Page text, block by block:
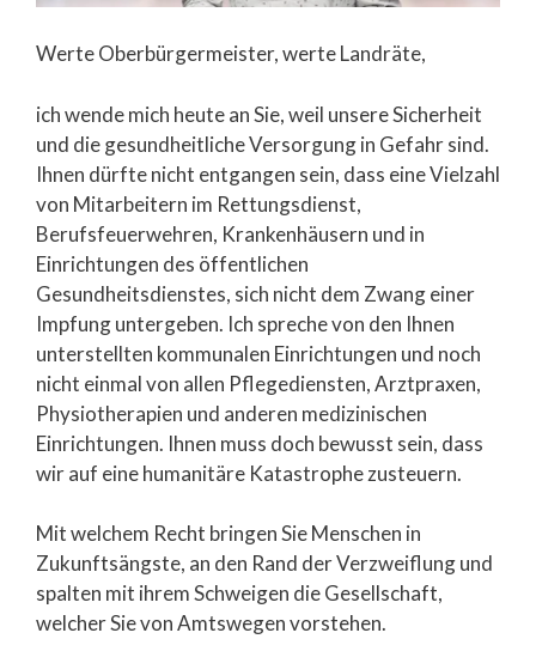
Werte Oberbürgermeister, werte Landräte,
ich wende mich heute an Sie, weil unsere Sicherheit
und die gesundheitliche Versorgung in Gefahr sind.
Ihnen dürfte nicht entgangen sein, dass eine Vielzahl
von Mitarbeitern im Rettungsdienst,
Berufsfeuerwehren, Krankenhäusern und in
Einrichtungen des öffentlichen
Gesundheitsdienstes, sich nicht dem Zwang einer
Impfung untergeben. Ich spreche von den Ihnen
unterstellten kommunalen Einrichtungen und noch
nicht einmal von allen Pflegediensten, Arztpraxen,
Physiotherapien und anderen medizinischen
Einrichtungen. Ihnen muss doch bewusst sein, dass
wir auf eine humanitäre Katastrophe zusteuern.
Mit welchem Recht bringen Sie Menschen in
Zukunftsängste, an den Rand der Verzweiflung und
spalten mit ihrem Schweigen die Gesellschaft,
welcher Sie von Amtswegen vorstehen.